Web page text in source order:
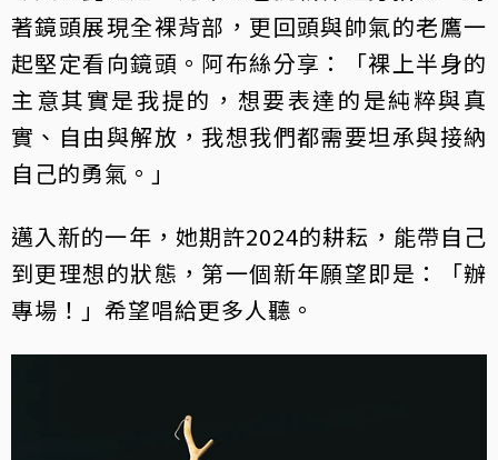
著鏡頭展現全裸背部，更回頭與帥氣的老鷹一
起堅定看向鏡頭。阿布絲分享：「裸上半身的
主意其實是我提的，想要表達的是純粹與真
實、自由與解放，我想我們都需要坦承與接納
自己的勇氣。」
邁入新的一年，她期許2024的耕耘，能帶自己
到更理想的狀態，第一個新年願望即是：「辦
專場！」希望唱給更多人聽。